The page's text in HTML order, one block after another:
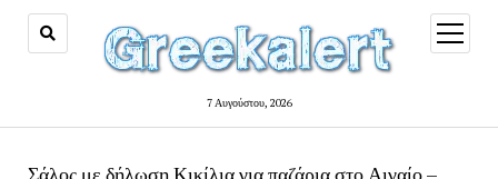
7 Αυγούστου, 2026
open
menu
Σάλος με δήλωση Κικίλια για παζάρια στο Αιγαίο –